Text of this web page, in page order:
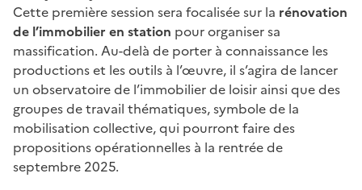
Cette première session sera focalisée sur la rénovation
de l’immobilier en station pour organiser sa
massification. Au-delà de porter à connaissance les
productions et les outils à l’œuvre, il s’agira de lancer
un observatoire de l’immobilier de loisir ainsi que des
groupes de travail thématiques, symbole de la
mobilisation collective, qui pourront faire des
propositions opérationnelles à la rentrée de
septembre 2025.